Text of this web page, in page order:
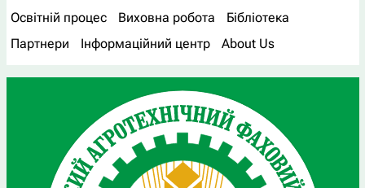
Освітній процес
Виховна робота
Бібліотека
Партнери
Інформаційний центр About Us